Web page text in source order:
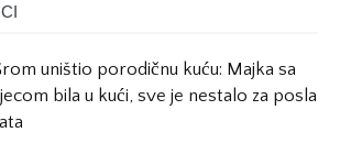
uništio porodičnu kuću: Majka sa
bila u kući, sve je nestalo za posla